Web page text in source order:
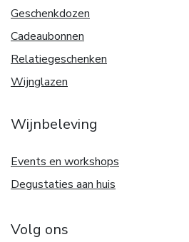
Geschenkdozen
Cadeaubonnen
Relatiegeschenken
Wijnglazen
Wijnbeleving
Events en workshops
Degustaties aan huis
Volg ons